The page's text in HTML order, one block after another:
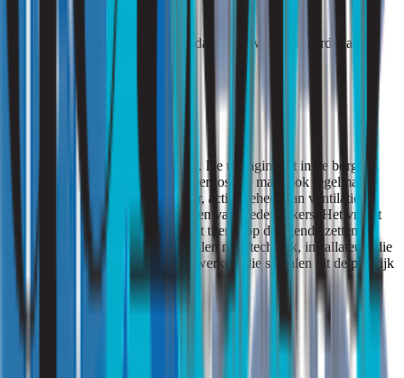
Samen zorgen deze documenten dat beleid vertaald wordt naar
dagelijkse routines.
De echte uitdaging
Regels en afspraken zijn één ding. De uitdaging zit in de borging.
Dat betekent niet alleen een opleverdossier, maar ook regelmatige
metingen van CO₂ en temperatuur, actief beheer van ventilatie en
drinkwaterinstallaties, en het trainen van medewerkers. Het vraagt
samenwerking: bestuurders die het thema op de agenda zetten,
facilitair managers die beleid vertalen naar techniek, installateurs die
systemen inregelen, en zorgmedewerkers die signalen uit de praktijk
terugkoppelen.
Conclusie